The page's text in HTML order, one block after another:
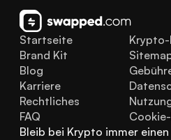
Startseite
Brand Kit
Blog
FAQ
Rechtliches
Karriere
Krypto-
Bleib bei Krypto immer